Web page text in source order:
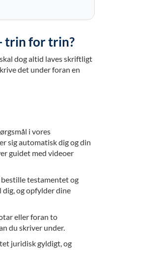
trin for trin?
dog altid laves skriftligt
det under foran en
i vores
sig automatisk dig og din
guidet med videoer
bestille testamentet og
og opfylder dine
eller foran to
du skriver under.
juridisk gyldigt, og